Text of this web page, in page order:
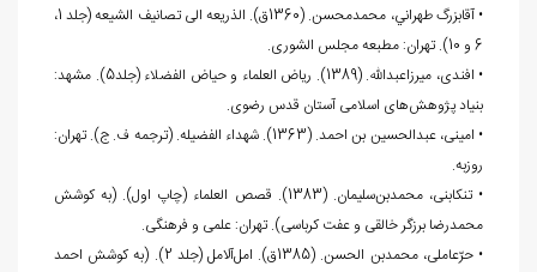
• آقابزرگ طهراني، محمدمحسن. (1360ق). الذریعه الی تصانیف الشیعه (جلد 1،
6 و 10). تهران: مطبعه مجلس الشوری.
• افندی، میرزاعبدالله. (1389). ریاض العلماء و حیاض الفضلاء (جلد5). مشهد:
بنیاد پژوهش‌های اسلامی آستان قدس رضوی.
• امینی، عبدالحسین بن احمد. (1363). شهداء الفضیله. (ترجمه ف. ج). تهران:
روزبه.
• تنکابنی، محمدبن‌سلیمان. (1383). قصص العلماء (چاپ اول). (به کوشش
محمدرضا برزگر خالقی و عفت کرباسی). تهران: علمی و فرهنگی.
• حرّعاملی، محمدبن الحسن. (1385ق). امل‌آلامل (جلد 2). (به کوشش احمد